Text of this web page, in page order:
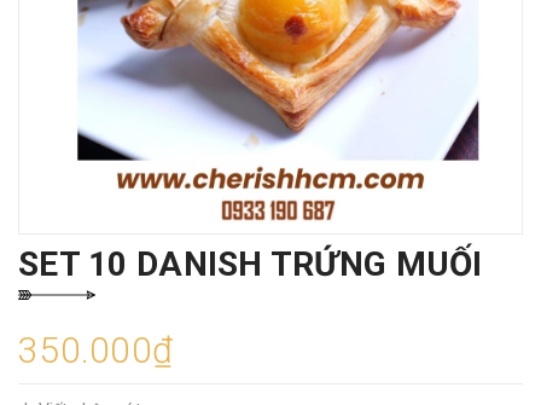
SET 10 DANISH TRỨNG MUỐI
350.000₫